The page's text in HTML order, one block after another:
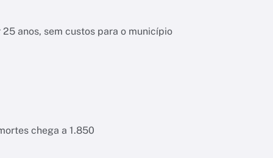
anos, sem custos para o município
chega a 1.850